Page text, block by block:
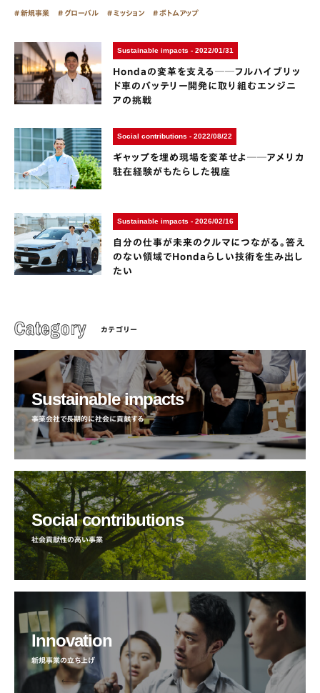
新規事業 グローバル ミッション ボトムアップ
Sustainable impacts - 2022/01/31
Hondaの変革を支える──フルハイブリッ
ド車のバッテリー開発に取り組むエンジニ
アの挑戦
Social contributions - 2022/08/22
ギャップを埋め現場を変革せよ──アメリカ
駐在経験がもたらした視座
Sustainable impacts - 2026/02/16
自分の仕事が未来のクルマにつながる。答え
のない領域でHondaらしい技術を生み出し
たい
カテゴリー
Sustainable impacts
事業会社で長期的に社会に貢献する
Social contributions
社会貢献性の高い事業
Innovation
新規事業の立ち上げ